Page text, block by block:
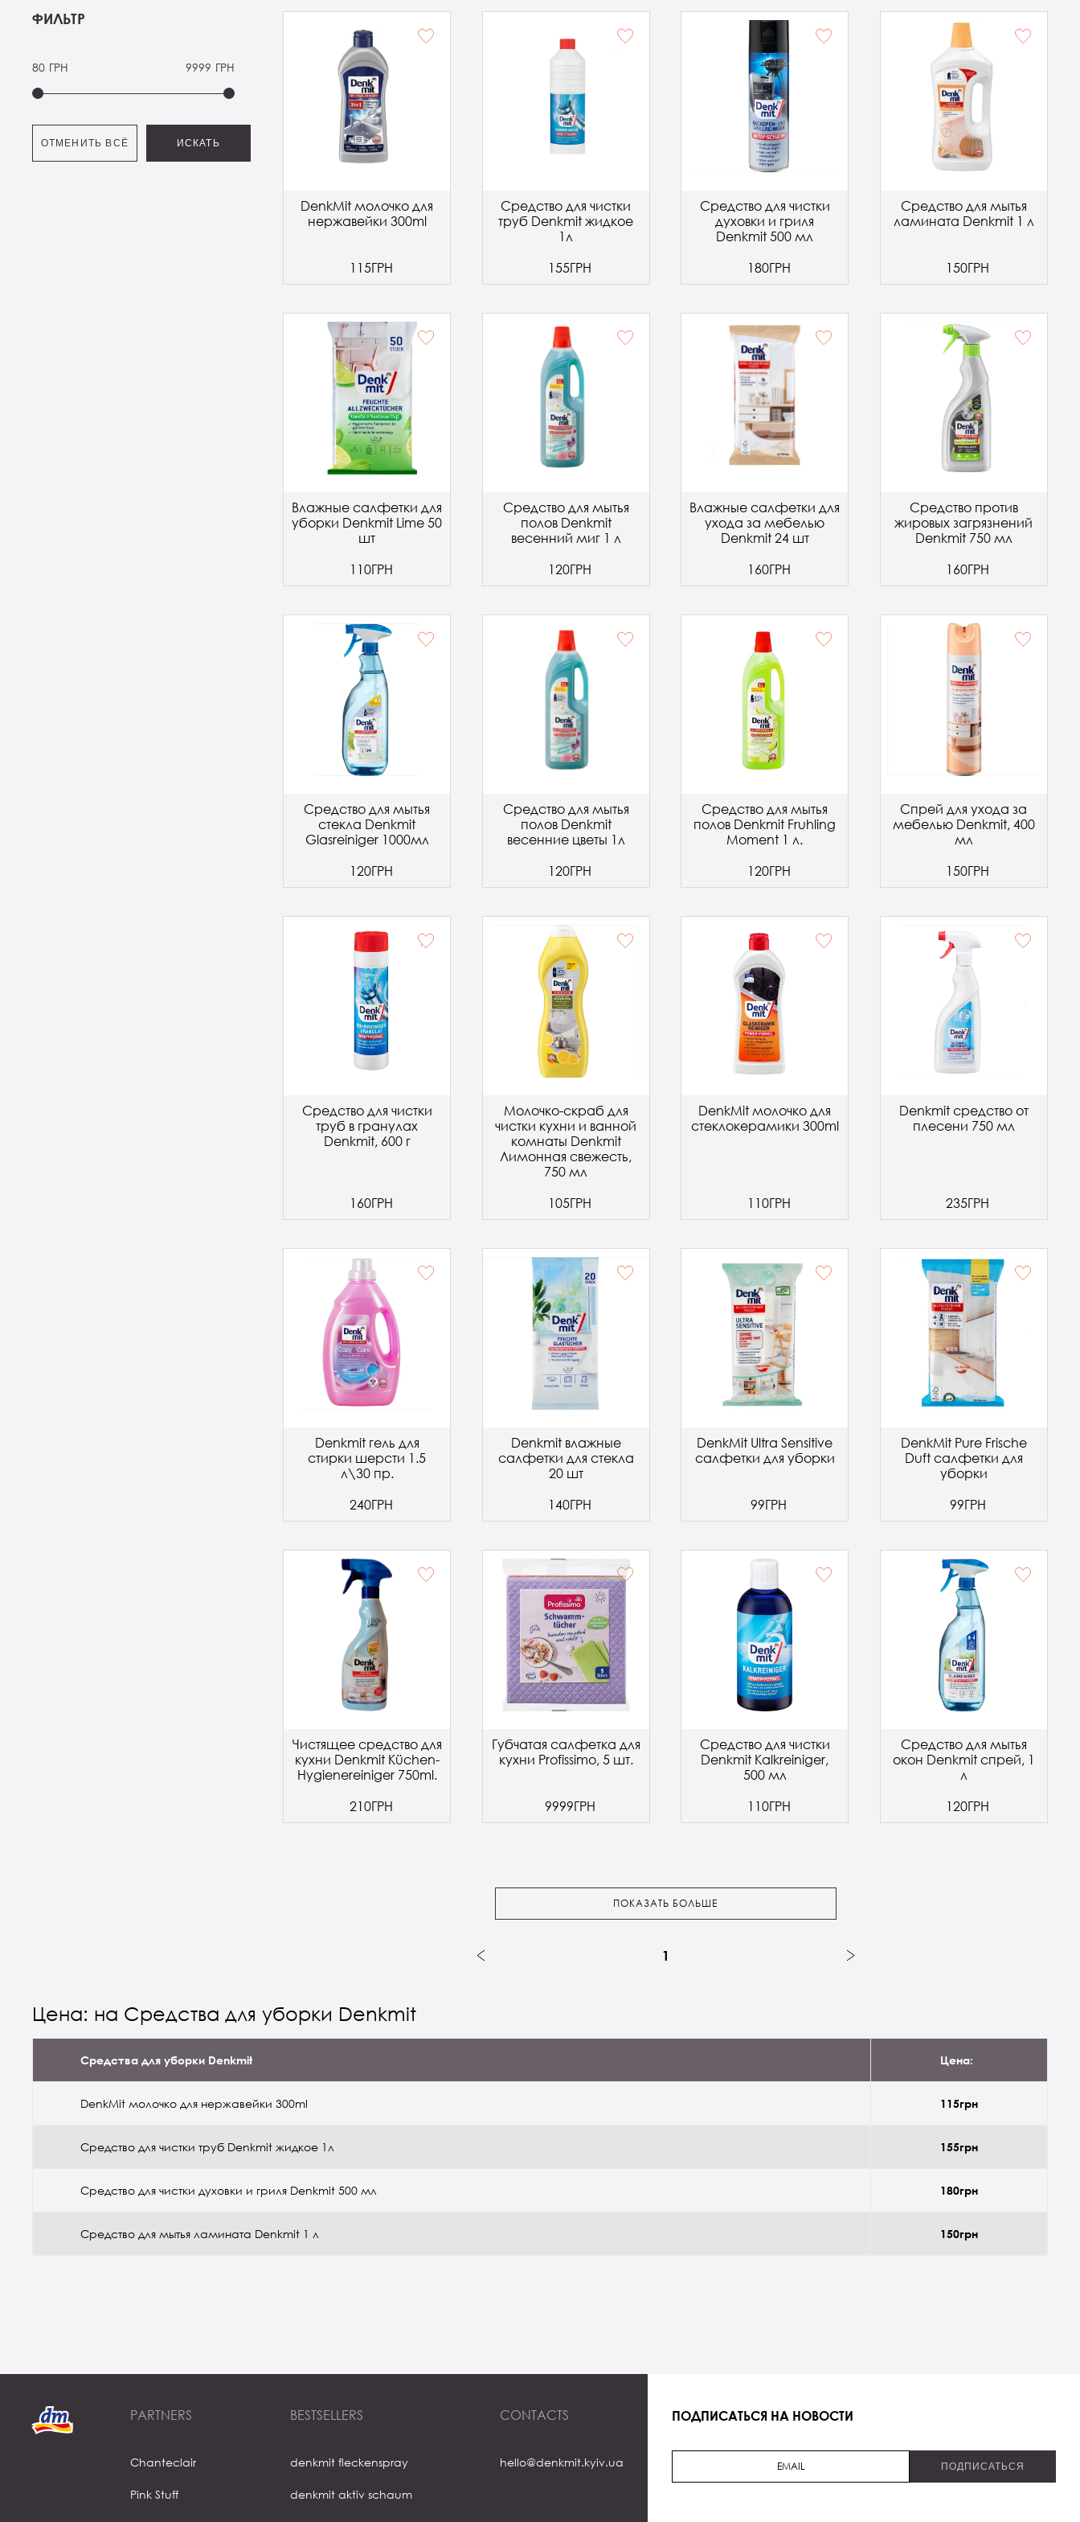
ФИЛЬТР
80 ГРН 9999 ГРН
ОТМЕНИТЬ ВСЁ ИСКАТЬ
DenkMit молочко для
нержавейки 300ml
115ГРН
Средство для чистки
труб Denkmit жидкое
1л
155ГРН
Средство для чистки
духовки и гриля
Denkmit 500 мл
180ГРН
Средство для мытья
ламината Denkmit 1 л
150ГРН
Влажные салфетки для
уборки Denkmit Lime 50
шт
110ГРН
Средство для мытья
полов Denkmit
весенний миг 1 л
120ГРН
Влажные салфетки для
ухода за мебелью
Denkmit 24 шт
160ГРН
Средство против
жировых загрязнений
Denkmit 750 мл
160ГРН
Средство для мытья
стекла Denkmit
Glasreiniger 1000мл
120ГРН
Средство для мытья
полов Denkmit
весенние цветы 1л
120ГРН
Средство для мытья
полов Denkmit Fruhling
Moment 1 л.
120ГРН
Спрей для ухода за
мебелью Denkmit, 400
мл
150ГРН
Средство для чистки
труб в гранулах
Denkmit, 600 г
160ГРН
Молочко-скраб для
чистки кухни и ванной
комнаты Denkmit
Лимонная свежесть,
750 мл
105ГРН
DenkMit молочко для
стеклокерамики 300ml
110ГРН
Denkmit средство от
плесени 750 мл
235ГРН
Denkmit гель для
стирки шерсти 1.5
л\30 пр.
240ГРН
Denkmit влажные
салфетки для стекла
20 шт
140ГРН
DenkMit Ultra Sensitive
салфетки для уборки
99ГРН
DenkMit Pure Frische
Duft салфетки для
уборки
99ГРН
Чистящее средство для
кухни Denkmit Küchen-
Hygienereiniger 750ml.
210ГРН
Губчатая салфетка для
кухни Profissimo, 5 шт.
9999ГРН
Средство для чистки
Denkmit Kalkreiniger,
500 мл
110ГРН
Средство для мытья
окон Denkmit спрей, 1
л
120ГРН
ПОКАЗАТЬ БОЛЬШЕ
1
Цена: на Средства для уборки Denkmit
Средства для уборки Denkmit Цена:
DenkMit молочко для нержавейки 300ml 115грн
Средство для чистки труб Denkmit жидкое 1л 155грн
Средство для чистки духовки и гриля Denkmit 500 мл 180грн
Средство для мытья ламината Denkmit 1 л 150грн
ПОДПИСАТЬСЯ НА НОВОСТИ
ПОДПИСАТЬСЯ
PARTNERS
Chanteclair
Pink Stuff
BESTSELLERS
denkmit fleckenspray
denkmit aktiv schaum
CONTACTS
hello@denkmit.kyiv.ua